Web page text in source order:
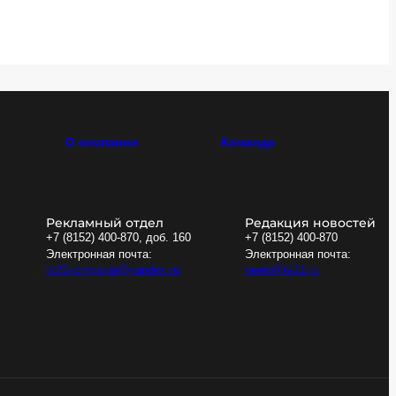
О компании
Команда
Рекламный отдел
+7 (8152) 400-870, доб. 160
Электронная почта:
tv21kompania@yandex.ru
Редакция новостей
+7 (8152) 400-870
Электронная почта:
news@tv21.ru